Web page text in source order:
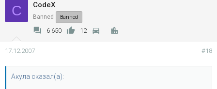
C CodeX
Banned Banned
6 650 12
17.12.2007 #18
Акула сказал(а):